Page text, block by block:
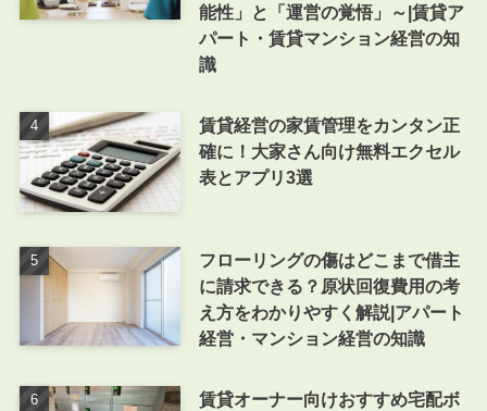
能性」と「運営の覚悟」～|賃貸ア
パート・賃貸マンション経営の知
識
賃貸経営の家賃管理をカンタン正
確に！大家さん向け無料エクセル
表とアプリ3選
フローリングの傷はどこまで借主
に請求できる？原状回復費用の考
え方をわかりやすく解説|アパート
経営・マンション経営の知識
賃貸オーナー向けおすすめ宅配ボ